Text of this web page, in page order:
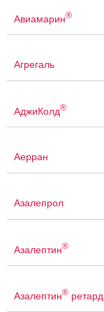
Авиамарин®
Агрегаль
АджиКолд®
Аерран
Азалепрол
Азалептин®
Азалептин® ретард